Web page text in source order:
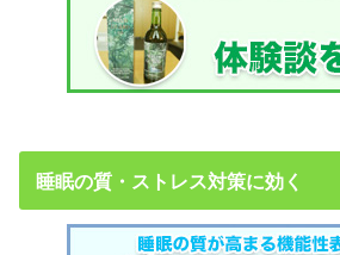
睡眠の質・ストレス対策に効く